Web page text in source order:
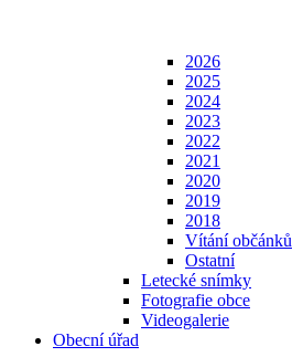
2026
2025
2024
2023
2022
2021
2020
2019
2018
Vítání občánků
Ostatní
Letecké snímky
Fotografie obce
Videogalerie
Obecní úřad